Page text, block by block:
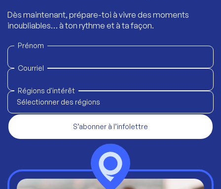
Dès maintenant, prépare-toi à vivre des moments
inoubliables… à ton rythme et à ta façon.
Prénom
Courriel
Régions d'intérêt
Sélectionner des régions
S’abonner à l’infolettre